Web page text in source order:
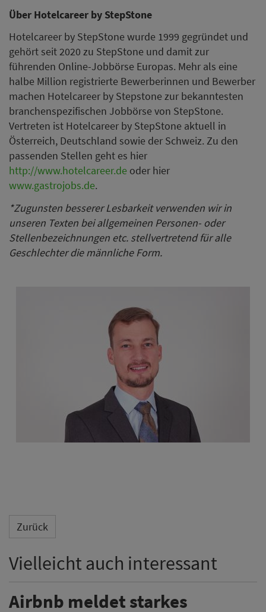
Über Hotelcareer by StepStone
Hotelcareer by StepStone wurde 1999 gegründet und
gehört seit 2020 zu StepStone und damit zur
führenden Online-Jobbörse Europas. Mehr als eine
halbe Million registrierte Bewerberinnen und Bewerber
machen Hotelcareer by Stepstone zur bekanntesten
branchenspezifischen Jobbörse von StepStone.
Vertreten ist Hotelcareer by StepStone aktuell in
Österreich, Deutschland sowie der Schweiz. Zu den
passenden Stellen geht es hier
http://www.hotelcareer.de oder hier
www.gastrojobs.de.
*Zugunsten besserer Lesbarkeit verwenden wir in
unseren Texten bei allgemeinen Personen- oder
Stellenbezeichnungen etc. stellvertretend für alle
Geschlechter die männliche Form.
Zurück
Vielleicht auch interessant
Airbnb meldet starkes